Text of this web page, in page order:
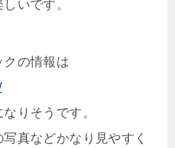
いです。
クの情報は
りそうです。
真などかなり見やすく